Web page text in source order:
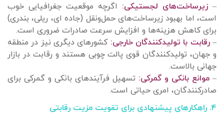
– زیرساخت‌های لجستیکی: اگرچه موقعیت جغرافیایی خوب
است، اما بهبود زیرساخت‌های حمل‌ونقل (جاده ‌ای، ریلی، بندری)
برای کاهش هزینه‌ها و افزایش سرعت صادرات ضروری است.
–رقابت با تولیدکنندگان خارجی: کشورهای دیگری نیز در منطقه
و جهان، تولیدکنندگان قوی پالت چوبی هستند و رقابت در بازار
جهانی بالاست.
– موانع بانکی و گمرکی: تسهیل فرآیندهای بانکی و گمرکی برای
صادرکنندگان، امری حیاتی است.
۴. راهکارهای پیشنهادی برای تقویت مزیت رقابتی